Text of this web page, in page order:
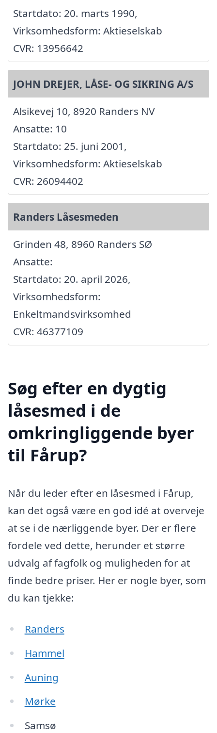
Startdato: 20. marts 1990,
Virksomhedsform: Aktieselskab
CVR: 13956642
JOHN DREJER, LÅSE- OG SIKRING A/S
Alsikevej 10, 8920 Randers NV
Ansatte: 10
Startdato: 25. juni 2001,
Virksomhedsform: Aktieselskab
CVR: 26094402
Randers Låsesmeden
Grinden 48, 8960 Randers SØ
Ansatte:
Startdato: 20. april 2026,
Virksomhedsform:
Enkeltmandsvirksomhed
CVR: 46377109
Søg efter en dygtig
låsesmed i de
omkringliggende byer
til Fårup?
Når du leder efter en låsesmed i Fårup,
kan det også være en god idé at overveje
at se i de nærliggende byer. Der er flere
fordele ved dette, herunder et større
udvalg af fagfolk og muligheden for at
finde bedre priser. Her er nogle byer, som
du kan tjekke:
Randers
Hammel
Auning
Mørke
Samsø